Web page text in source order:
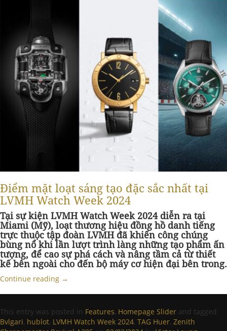
Điểm mặt loạt sáng tạo đặc sắc nhất tại
LVMH Watch Week 2024
Tại sự kiện LVMH Watch Week 2024 diễn ra tại
Miami (Mỹ), loạt thương hiệu đồng hồ danh tiếng
trực thuộc tập đoàn LVMH đã khiến công chúng
bùng nổ khi lần lượt trình làng những tạo phẩm ấn
tượng, để cao sự phá cách và nâng tầm cả từ thiết
kế bên ngoài cho đến bộ máy cơ hiện đại bên trong.
Continue reading →
This entry was posted in Features, Homepage Slider and tagged
Bvlgari, hublot, LVMH Watch Week 2024, TAG Huer, Zenith